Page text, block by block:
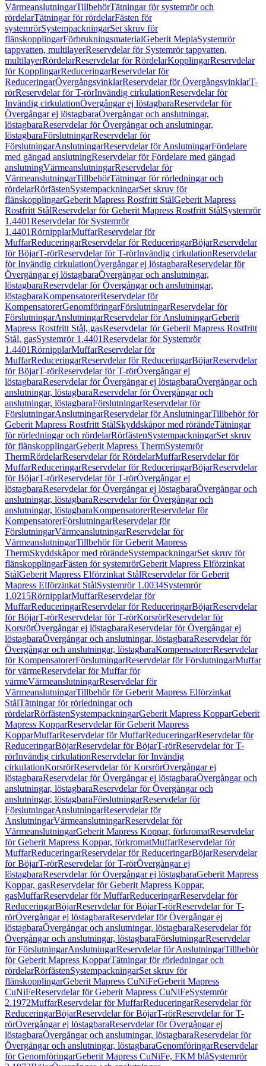
VärmeanslutningarTillbehörTätningar för systemrör och
rördelarTätningar för rördelarFästen för
systemrörSystempackningarSet skruv för
flänskopplingarFörbrukningsmaterialGeberit MeplaSystemrör
tappvatten, multilayerReservdelar för Systemrör tappvatten,
multilayerRördelarReservdelar för RördelarKopplingarReservdelar
för KopplingarReduceringarReservdelar för
ReduceringarÖvergångsvinklarReservdelar för ÖvergångsvinklarT-
rörReservdelar för T-rörInvändig cirkulationReservdelar för
Invändig cirkulationÖvergångar ej löstagbaraReservdelar för
Övergångar ej löstagbaraÖvergångar och anslutningar,
löstagbaraReservdelar för Övergångar och anslutningar,
löstagbaraFörslutningarReservdelar för
FörslutningarAnslutningarReservdelar för AnslutningarFördelare
med gängad anslutningReservdelar för Fördelare med gängad
anslutningVärmeanslutningarReservdelar för
VärmeanslutningarTillbehörTätningar för rörledningar och
rördelarRörfästenSystempackningarSet skruv för
flänskopplingarGeberit Mapress Rostfritt StålGeberit Mapress
Rostfritt StålReservdelar för Geberit Mapress Rostfritt StålSystemrör
1.4401Reservdelar för Systemrör
1.4401RörnipplarMuffarReservdelar för
MuffarReduceringarReservdelar för ReduceringarBöjarReservdelar
för BöjarT-rörReservdelar för T-rörInvändig cirkulationReservdelar
för Invändig cirkulationÖvergångar ej löstagbaraReservdelar för
Övergångar ej löstagbaraÖvergångar och anslutningar,
löstagbaraReservdelar för Övergångar och anslutningar,
löstagbaraKompensatorerReservdelar för
KompensatorerGenomföringarFörslutningarReservdelar för
FörslutningarAnslutningarReservdelar för AnslutningarGeberit
Mapress Rostfritt Stål, gasReservdelar för Geberit Mapress Rostfritt
Stål, gasSystemrör 1.4401Reservdelar för Systemrör
1.4401RörnipplarMuffarReservdelar för
MuffarReduceringarReservdelar för ReduceringarBöjarReservdelar
för BöjarT-rörReservdelar för T-rörÖvergångar ej
löstagbaraReservdelar för Övergångar ej löstagbaraÖvergångar och
anslutningar, löstagbaraReservdelar för Övergångar och
anslutningar, löstagbaraFörslutningarReservdelar för
FörslutningarAnslutningarReservdelar för AnslutningarTillbehör för
Geberit Mapress Rostfritt StålSkyddskåpor med rörändeTätningar
för rörledningar och rördelarRörfästenSystempackningarSet skruv
för flänskopplingarGeberit Mapress ThermSystemrör
ThermRördelarReservdelar för RördelarMuffarReservdelar för
MuffarReduceringarReservdelar för ReduceringarBöjarReservdelar
för BöjarT-rörReservdelar för T-rörÖvergångar ej
löstagbaraReservdelar för Övergångar ej löstagbaraÖvergångar och
anslutningar, löstagbaraReservdelar för Övergångar och
anslutningar, löstagbaraKompensatorerReservdelar för
KompensatorerFörslutningarReservdelar för
FörslutningarVärmeanslutningarReservdelar för
VärmeanslutningarTillbehör för Geberit Mapress
ThermSkyddskåpor med rörändeSystempackningarSet skruv för
flänskopplingarFästen för systemrörGeberit Mapress Elförzinkat
StålGeberit Mapress Elförzinkat StålReservdelar för Geberit
Mapress Elförzinkat StålSystemrör 1.0034Systemrör
1.0215RörnipplarMuffarReservdelar för
MuffarReduceringarReservdelar för ReduceringarBöjarReservdelar
för BöjarT-rörReservdelar för T-rörKorsrörReservdelar för
KorsrörÖvergångar ej löstagbaraReservdelar för Övergångar ej
löstagbaraÖvergångar och anslutningar, löstagbaraReservdelar för
Övergångar och anslutningar, löstagbaraKompensatorerReservdelar
för KompensatorerFörslutningarReservdelar för FörslutningarMuffar
för värmeReservdelar för Muffar för
värmeVärmeanslutningarReservdelar för
VärmeanslutningarTillbehör för Geberit Mapress Elförzinkat
StålTätningar för rörledningar och
rördelarRörfästenSystempackningarGeberit Mapress KopparGeberit
Mapress KopparReservdelar för Geberit Mapress
KopparMuffarReservdelar för MuffarReduceringarReservdelar för
ReduceringarBöjarReservdelar för BöjarT-rörReservdelar för T-
rörInvändig cirkulationReservdelar för Invändig
cirkulationKorsrörReservdelar för KorsrörÖvergångar ej
löstagbaraReservdelar för Övergångar ej löstagbaraÖvergångar och
anslutningar, löstagbaraReservdelar för Övergångar och
anslutningar, löstagbaraFörslutningarReservdelar för
FörslutningarAnslutningarReservdelar för
AnslutningarVärmeanslutningarReservdelar för
VärmeanslutningarGeberit Mapress Koppar, förkromatReservdelar
för Geberit Mapress Koppar, förkromatMuffarReservdelar för
MuffarReduceringarReservdelar för ReduceringarBöjarReservdelar
för BöjarT-rörReservdelar för T-rörÖvergångar ej
löstagbaraReservdelar för Övergångar ej löstagbaraGeberit Mapress
Koppar, gasReservdelar för Geberit Mapress Koppar,
gasMuffarReservdelar för MuffarReduceringarReservdelar för
ReduceringarBöjarReservdelar för BöjarT-rörReservdelar för T-
rörÖvergångar ej löstagbaraReservdelar för Övergångar ej
löstagbaraÖvergångar och anslutningar, löstagbaraReservdelar för
Övergångar och anslutningar, löstagbaraFörslutningarReservdelar
för FörslutningarAnslutningarReservdelar för AnslutningarTillbehör
för Geberit Mapress KopparTätningar för rörledningar och
rördelarRörfästenSystempackningarSet skruv för
flänskopplingarGeberit Mapress CuNiFeGeberit Mapress
CuNiFeReservdelar för Geberit Mapress CuNiFeSystemrör
2.1972MuffarReservdelar för MuffarReduceringarReservdelar för
ReduceringarBöjarReservdelar för BöjarT-rörReservdelar för T-
rörÖvergångar ej löstagbaraReservdelar för Övergångar ej
löstagbaraÖvergångar och anslutningar, löstagbaraReservdelar för
Övergångar och anslutningar, löstagbaraGenomföringarReservdelar
för GenomföringarGeberit Mapress CuNiFe, FKM blåSystemrör